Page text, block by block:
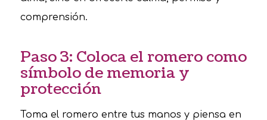
comprensión.
Paso 3: Coloca el romero como
símbolo de memoria y
protección
Toma el romero entre tus manos y piensa en